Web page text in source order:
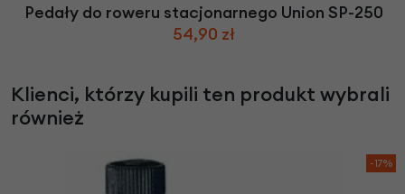
Pedały do roweru stacjonarnego Union SP-250
54,90 zł
Klienci, którzy kupili ten produkt wybrali
również
-17%